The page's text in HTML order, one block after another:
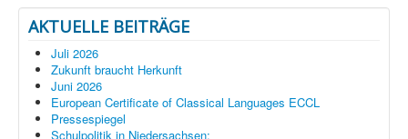
AKTUELLE BEITRÄGE
Juli 2026
Zukunft braucht Herkunft
Juni 2026
European Certificate of Classical Languages ECCL
Pressespiegel
Schulpolitik in Niedersachsen: